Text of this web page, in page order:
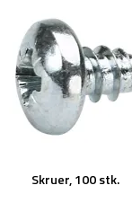
Skruer, 100 stk.